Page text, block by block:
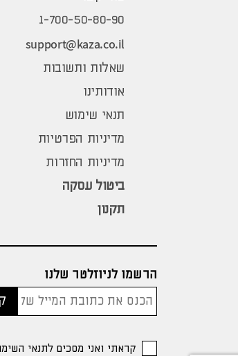
1-700-50-80-90
support@kaza.co.il
שאלות ותשובות
אודותינו
תנאי שימוש
מדיניות הפרטיות
מדיניות החזרות
ביטול עסקה
תקנון
הרשמו לניוזלטר שלנו
קראתי ואני מסכים לתנאי